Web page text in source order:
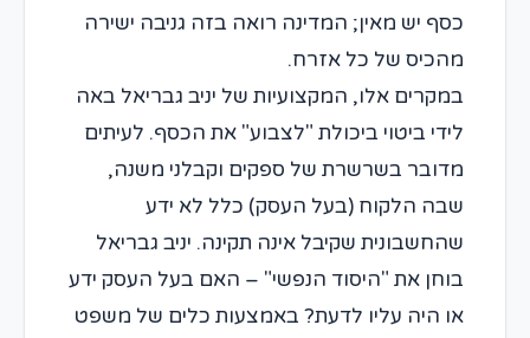
כסף יש מאין; המדינה רואה בזה גניבה ישירה
מהכיס של כל אזרח.
במקרים אלו, המקצועיות של יניב גבריאל באה
לידי ביטוי ביכולת "לצבוע" את הכסף. לעיתים
מדובר בשרשרת של ספקים וקבלני משנה,
שבה הלקוח (בעל העסק) כלל לא ידע
שהחשבונית שקיבל אינה תקינה. יניב גבריאל
בוחן את "היסוד הנפשי" – האם בעל העסק ידע
או היה עליו לדעת? באמצעות כלים של משפט